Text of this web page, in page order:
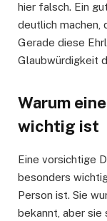
hier falsch. Ein
deutlich machen,
Gerade diese
Glaubwürdigkeit
Warum
wichtig ist
Eine vorsichtige
besonders
Person ist. Sie
bekannt, aber